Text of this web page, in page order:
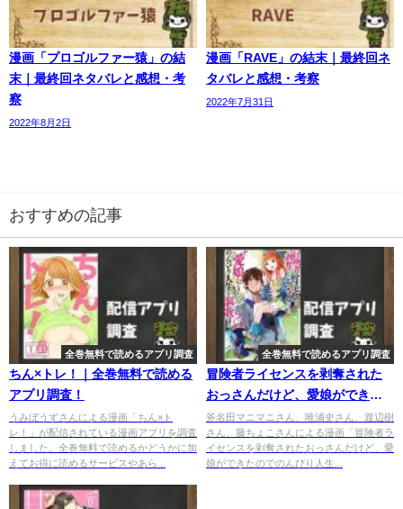
漫画「プロゴルファー猿」の結
末｜最終回ネタバレと感想・考
察
2022年8月2日
漫画「RAVE」の結末｜最終回ネ
タバレと感想・考察
2022年7月31日
おすすめの記事
全巻無料で読めるアプリ調査
ちん×トレ！｜全巻無料で読める
アプリ調査！
うみぼうずさんによる漫画「ちん×ト
レ！」が配信されている漫画アプリを調査
しました。全巻無料で読めるかどうかに加
えてお得に読めるサービスやあら...
全巻無料で読めるアプリ調査
冒険者ライセンスを剥奪された
おっさんだけど、愛娘ができた
のでのんびり人生を謳歌する｜
全巻無料で読めるアプリ調査！
斧名田マニマニさん、唯浦史さん、渡辺樹
さん、藤ちょこさんによる漫画「冒険者ラ
イセンスを剥奪されたおっさんだけど、愛
娘ができたのでのんびり人生...